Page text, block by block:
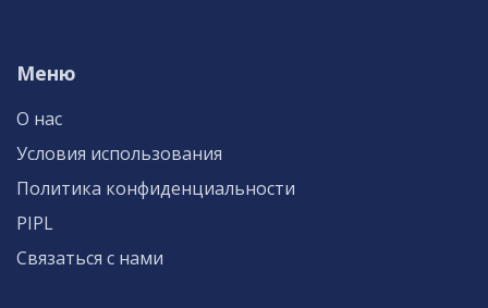
Меню
О нас
Условия использования
Политика конфиденциальности
PIPL
Связаться с нами